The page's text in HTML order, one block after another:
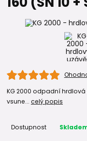
KG 2000 odpadní hrdlová
vsune... celý popis
Dostupnost